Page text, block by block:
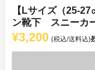
【Lサイズ（25-
ン靴下 スニーカ
¥3,200 (税込/送料込)